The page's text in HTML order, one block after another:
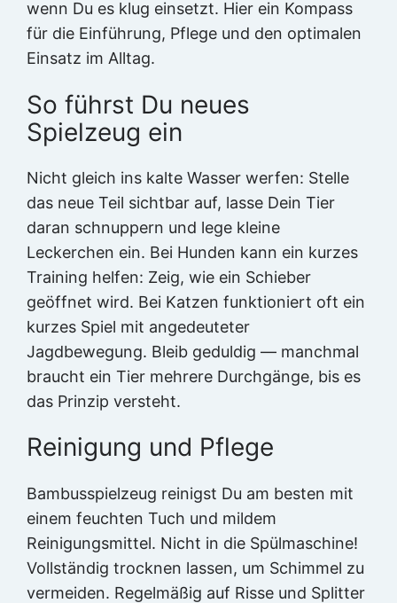
wenn Du es klug einsetzt. Hier ein Kompass
für die Einführung, Pflege und den optimalen
Einsatz im Alltag.
So führst Du neues
Spielzeug ein
Nicht gleich ins kalte Wasser werfen: Stelle
das neue Teil sichtbar auf, lasse Dein Tier
daran schnuppern und lege kleine
Leckerchen ein. Bei Hunden kann ein kurzes
Training helfen: Zeig, wie ein Schieber
geöffnet wird. Bei Katzen funktioniert oft ein
kurzes Spiel mit angedeuteter
Jagdbewegung. Bleib geduldig — manchmal
braucht ein Tier mehrere Durchgänge, bis es
das Prinzip versteht.
Reinigung und Pflege
Bambusspielzeug reinigst Du am besten mit
einem feuchten Tuch und mildem
Reinigungsmittel. Nicht in die Spülmaschine!
Vollständig trocknen lassen, um Schimmel zu
vermeiden. Regelmäßig auf Risse und Splitter